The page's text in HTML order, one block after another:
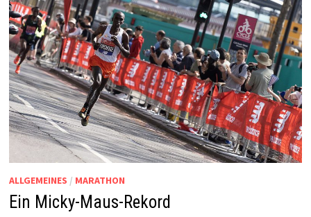
ALLGEMEINES / MARATHON
Ein Micky-Maus-Rekord